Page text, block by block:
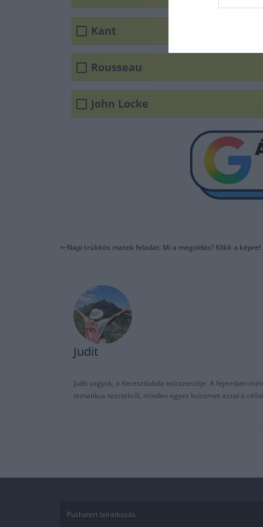
Kant
Rousseau
John Locke
Napi trükkös matek feladat: Mi a megoldás? Klikk a képre!
Judit
Judit vagyok, a Keresztlabda kvízszerzője. A fejemben
tematikus tesztekről, minden egyes kvízemet azzal a
Pushalert leíratkozás